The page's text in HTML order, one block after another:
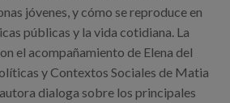
jóvenes, y cómo se reproduce en
públicas y la vida cotidiana. La
el acompañamiento de Elena del
y Contextos Sociales de Matia
dialoga sobre los principales